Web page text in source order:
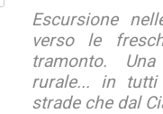
Escursione
verso le
tramonto.
rurale... in
strade che dal